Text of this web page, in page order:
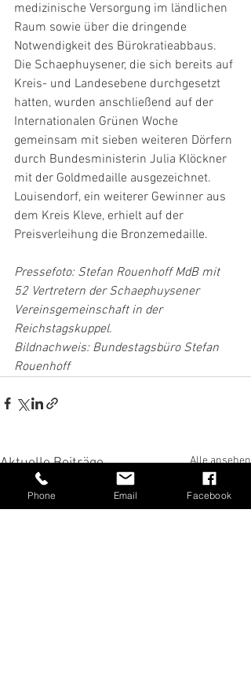
medizinische Versorgung im ländlichen
Raum sowie über die dringende
Notwendigkeit des Bürokratieabbaus.
Die Schaephuysener, die sich bereits auf
Kreis- und Landesebene durchgesetzt
hatten, wurden anschließend auf der
Internationalen Grünen Woche
gemeinsam mit sieben weiteren Dörfern
durch Bundesministerin Julia Klöckner
mit der Goldmedaille ausgezeichnet.
Louisendorf, ein weiterer Gewinner aus
dem Kreis Kleve, erhielt auf der
Preisverleihung die Bronzemedaille.
Pressefoto: Stefan Rouenhoff MdB mit
52 Vertretern der Schaephuysener
Vereinsgemeinschaft in der
Reichstagskuppel.
Bildnachweis: Bundestagsbüro Stefan
Rouenhoff
Aktuelle Beiträge Alle ansehen
Phone Email Facebook